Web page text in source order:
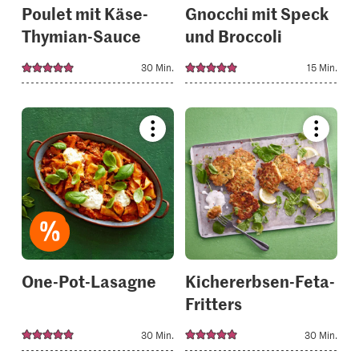
Poulet mit Käse-
Thymian-Sauce
30 Min.
Gnocchi mit Speck
und Broccoli
15 Min.
Bookmark
recipe
or
add
it
to
your
collections.
One-Pot-Lasagne
30 Min.
recipe
or
add
it
to
your
Kichererbsen-Feta-
Fritters
30 Min.